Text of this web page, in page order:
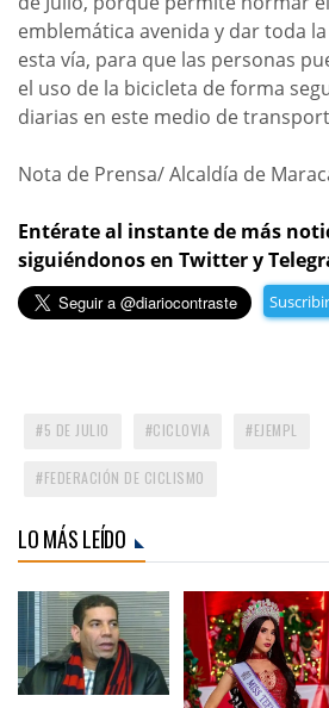
emblemática avenida y dar toda
esta vía, para que las personas
el uso de la bicicleta de forma
diarias en este medio de
Nota de Prensa/ Alcaldía de
Entérate al instante de más
siguiéndonos en Twitter y
5 DE JULIO CICLOVIA EJEMPL
FEDERACIÓN DE CICLISMO
LO MÁS LEÍDO